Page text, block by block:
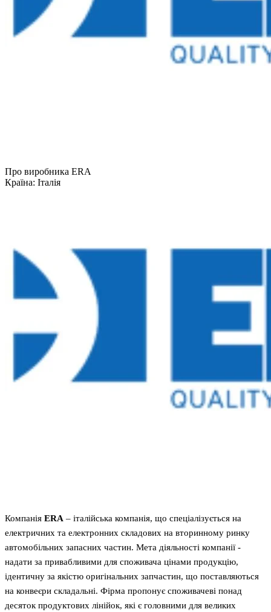
Про виробника ERA
Країна: Італія
Компанія ERA – італійська компанія, що спеціалізується на
електричних та електронних складових на вторинному ринку
автомобільних запасних частин. Мета діяльності компанії -
надати за привабливими для споживача цінами продукцію,
ідентичну за якістю оригінальних запчастин, що поставляються
на конвеєри складальні. Фірма пропонує споживачеві понад
десяток продуктових лінійок, які є головними для великих